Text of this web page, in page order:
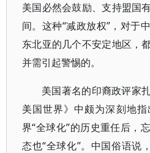
美国必然会鼓励、支持盟国
间。这种“减政放权”，对于
东北亚的几个不安定地区，
并需引起警惕的。
美国著名的印裔政评家
美国世界》中颇为深刻地
界“全球化”的历史重任后，
态也“全球化”。中国俗语说